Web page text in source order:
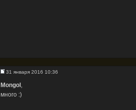
31 января 2016 10:36
Mongol ,
много :)